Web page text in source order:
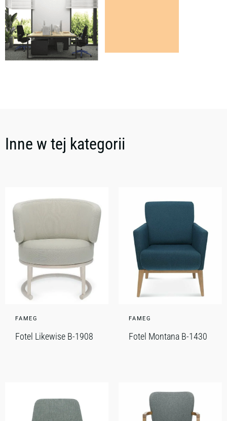
Inne w tej kategorii
FAMEG
Fotel Likewise B-1908
FAMEG
Fotel Montana B-1430